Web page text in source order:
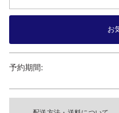
予約期間: